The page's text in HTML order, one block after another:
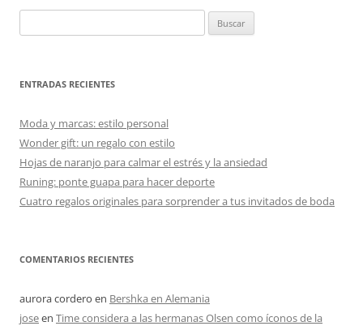
ENTRADAS RECIENTES
Moda y marcas: estilo personal
Wonder gift: un regalo con estilo
Hojas de naranjo para calmar el estrés y la ansiedad
Runing: ponte guapa para hacer deporte
Cuatro regalos originales para sorprender a tus invitados de boda
COMENTARIOS RECIENTES
aurora cordero en Bershka en Alemania
joseen Time considera a las hermanas Olsen como íconos de la